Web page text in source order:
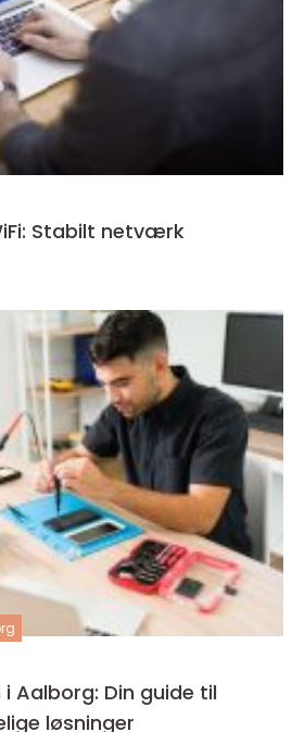
Stabilt netværk
Aalborg: Din guide til
løsninger